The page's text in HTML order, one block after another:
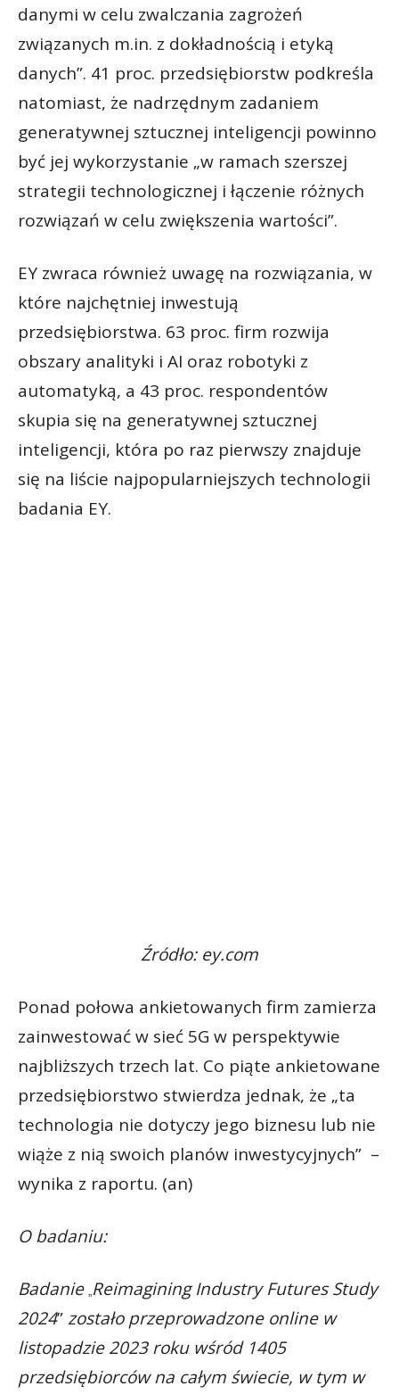
danymi w celu zwalczania zagrożeń
związanych m.in. z dokładnością i etyką
danych”. 41 proc. przedsiębiorstw podkreśla
natomiast, że nadrzędnym zadaniem
generatywnej sztucznej inteligencji powinno
być jej wykorzystanie „w ramach szerszej
strategii technologicznej i łączenie różnych
rozwiązań w celu zwiększenia wartości”.
EY zwraca również uwagę na rozwiązania, w
które najchętniej inwestują
przedsiębiorstwa. 63 proc. firm rozwija
obszary analityki i AI oraz robotyki z
automatyką, a 43 proc. respondentów
skupia się na generatywnej sztucznej
inteligencji, która po raz pierwszy znajduje
się na liście najpopularniejszych technologii
badania EY.
Źródło: ey.com
Ponad połowa ankietowanych firm zamierza
zainwestować w sieć 5G w perspektywie
najbliższych trzech lat. Co piąte ankietowane
przedsiębiorstwo stwierdza jednak, że „ta
technologia nie dotyczy jego biznesu lub nie
wiąże z nią swoich planów inwestycyjnych” –
wynika z raportu. (an)
O badaniu:
Badanie „Reimagining Industry Futures Study
2024”zostało przeprowadzone online w
listopadzie 2023 roku wśród 1405
przedsiębiorców na całym świecie, w tym w